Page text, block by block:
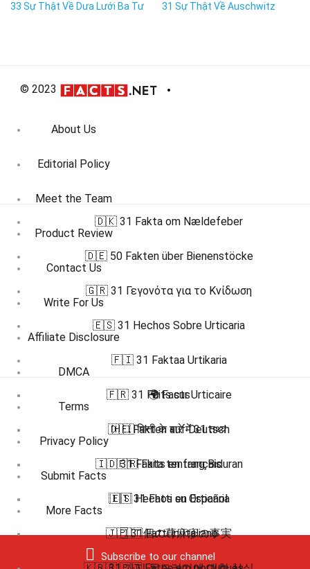
33 Sự Thật Về Dưa Lưới Ba Tư 31 Sự Thật Về Auschwitz
© 2023
About Us
Editorial Policy
Meet the Team
Product Review
Contact Us
Write For Us
Affiliate Disclosure
DMCA
Terms
Privacy Policy
Submit Facts
More Facts
Subscribe to our channel
🇩🇰 31 Fakta om Nældefeber
🇩🇪 50 Fakten über Bienenstöcke
🇬🇷 31 Γεγονότα για το Κνίδωση
🇪🇸 31 Hechos Sobre Urticaria
🇫🇮 31 Faktaa Urtikaria
🇫🇷 31 Faits sur Urticaire
🇭🇮 पित्ती के बारे में 31 तथ्य
🇮🇩 31 Fakta tentang Biduran
🇮🇹 31 Fatti su Orticaria
🇯🇵 31個の蕁麻疹の事実
🌍 Facts
🇩🇪 Fakten auf Deutsch
🇫🇷 Faits en français
🇪🇸 Hechos en Español
🇮🇹 Fatti in Italiano